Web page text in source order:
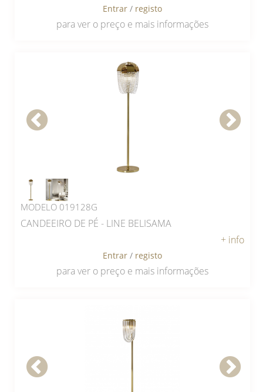
Entrar / registo
para ver o preço e mais informações
MODELO 019128G
CANDEEIRO DE PÉ - LINE BELISAMA
+ info
Entrar / registo
para ver o preço e mais informações